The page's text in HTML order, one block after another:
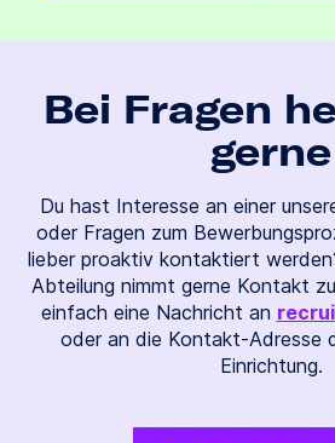
Bei Fragen
gerne
Du hast Interesse an einer
oder Fragen zum
lieber proaktiv kontaktiert
Abteilung nimmt gerne Kontakt
einfach eine Nachricht an
oder an die Kontakt-Adresse
Einrichtung.